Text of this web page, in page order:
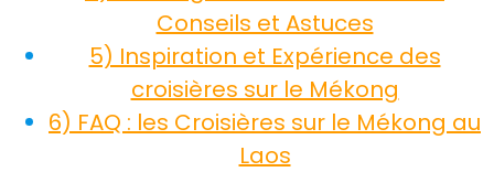
Conseils et Astuces
5) Inspiration et Expérience des
croisières sur le Mékong
6) FAQ : les Croisières sur le Mékong au
Laos